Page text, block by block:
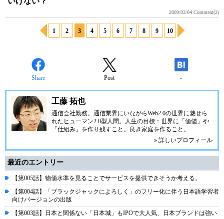
2009/03/04 Comment(2)
1 2 3 4 5 6 7 8 9 10
Share Post -
工藤 拓也
通信会社勤務。通信業界にいながらWeb2.0の世界に魅せら
れたヒューマン2.0型人間。人生の目標：世界に「価値」や
「仕組み」を作り残すこと。良き家庭を作ること。
» 詳しいプロフィール
最近のエントリー
【第005話】物価水準を見ることでサービスを提供できそうか考える。
【第004話】「ブラックジャックによろしく」のフリー化に伴う日本語学習者
向けバージョンの出版
【第003話】日本と関係ない「日本城」もIPOで大人気、日本ブランドは強い